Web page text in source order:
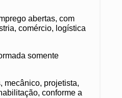
abertas, com
comércio, logística
somente
mecânico, projetista,
conforme a